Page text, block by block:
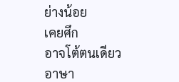
ย่างน้อย
เคยศึก
อาจโต้ตนเดียว
อาษา